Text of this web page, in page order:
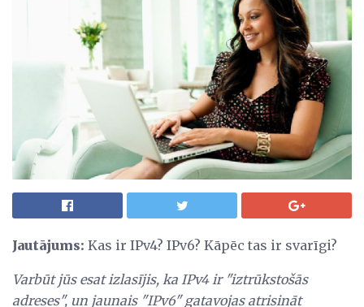
Jautājums: Kas ir IPv4? IPv6? Kāpēc tas ir svarīgi?
Varbūt jūs esat izlasījis, ka IPv4 ir "iztrūkstošās
adreses", un jaunais "IPv6" gatavojas atrisināt